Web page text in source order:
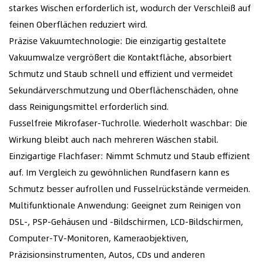
starkes Wischen erforderlich ist, wodurch der Verschleiß auf
feinen Oberflächen reduziert wird.
Präzise Vakuumtechnologie: Die einzigartig gestaltete
Vakuumwalze vergrößert die Kontaktfläche, absorbiert
Schmutz und Staub schnell und effizient und vermeidet
Sekundärverschmutzung und Oberflächenschäden, ohne
dass Reinigungsmittel erforderlich sind.
Fusselfreie Mikrofaser-Tuchrolle. Wiederholt waschbar: Die
Wirkung bleibt auch nach mehreren Wäschen stabil.
Einzigartige Flachfaser: Nimmt Schmutz und Staub effizient
auf. Im Vergleich zu gewöhnlichen Rundfasern kann es
Schmutz besser aufrollen und Fusselrückstände vermeiden.
Multifunktionale Anwendung: Geeignet zum Reinigen von
DSL-, PSP-Gehäusen und -Bildschirmen, LCD-Bildschirmen,
Computer-TV-Monitoren, Kameraobjektiven,
Präzisionsinstrumenten, Autos, CDs und anderen